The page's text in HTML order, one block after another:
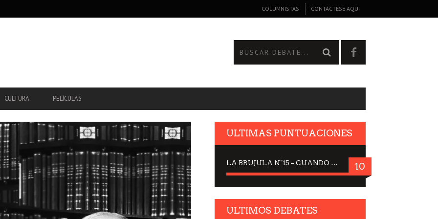
COLUMNISTAS CONTÁCTESE AQUI
CULTURA PELÍCULAS
ULTIMAS PUNTUACIONES
LA BRUJULA N°15 – CUANDO LA CIENCIA MIRA AL CIELO, DRA. ELISABETH KÜBLER-ROSS 10
ULTIMOS DEBATES